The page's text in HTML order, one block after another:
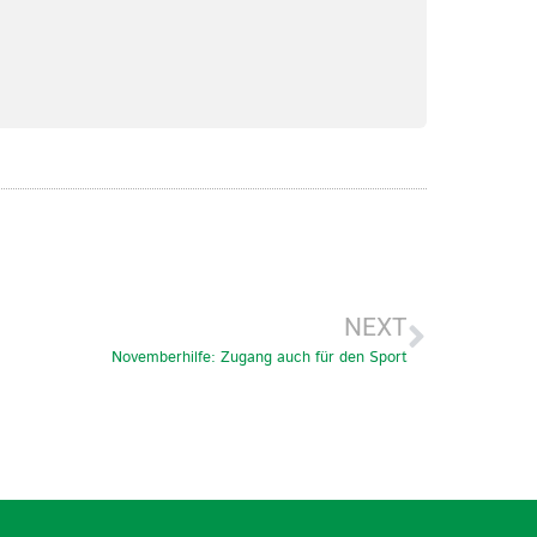
NEXT
Novemberhilfe: Zugang auch für den Sport